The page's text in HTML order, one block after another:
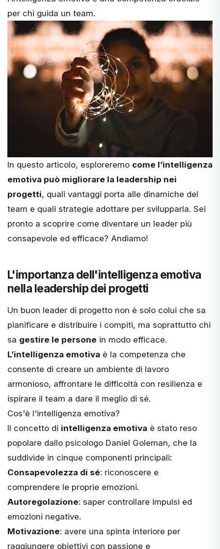
per chi guida un team.
In questo articolo, esploreremo come l’intelligenza
emotiva può migliorare la leadership nei
progetti, quali vantaggi porta alle dinamiche del
team e quali strategie adottare per svilupparla. Sei
pronto a scoprire come diventare un leader più
consapevole ed efficace? Andiamo!
L'importanza dell'intelligenza emotiva
nella leadership dei progetti
Un buon leader di progetto non è solo colui che sa
pianificare e distribuire i compiti, ma soprattutto chi
sa gestire le persone in modo efficace.
L’intelligenza emotiva è la competenza che
consente di creare un ambiente di lavoro
armonioso, affrontare le difficoltà con resilienza e
ispirare il team a dare il meglio di sé.
Cos'è l'intelligenza emotiva?
Il concetto di intelligenza emotiva è stato reso
popolare dallo psicologo Daniel Goleman, che la
suddivide in cinque componenti principali:
Consapevolezza di sé: riconoscere e
comprendere le proprie emozioni.
Autoregolazione: saper controllare impulsi ed
emozioni negative.
Motivazione: avere una spinta interiore per
raggiungere obiettivi con passione e